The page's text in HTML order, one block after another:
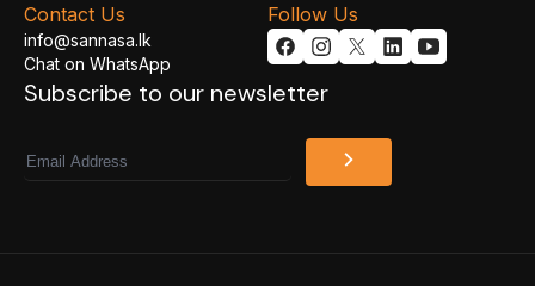
Subscribe to our newsletter
Email
Contact Us
info@sannasa.lk
Chat on WhatsApp
Follow Us